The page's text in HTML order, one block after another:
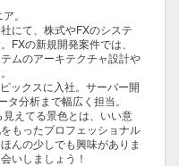
。
にて、株式やFXのシステ
FXの新規開発案件では、
ムのアーキテクチャ設計や
ックスに入社。サーバー開
分析まで幅広く担当。
えてる景色とは、いい意
もったプロフェッショナル
んの少しでも興味がありま
いしましょう！